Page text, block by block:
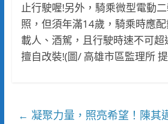
止行駛喔!另外，騎乘微型電動
照，但須年滿14歲，騎乘時應
載人、酒駕，且行駛時速不可
擅自改裝!(圖/ 高雄市區監理所
← 凝聚力量，照亮希望！陳其